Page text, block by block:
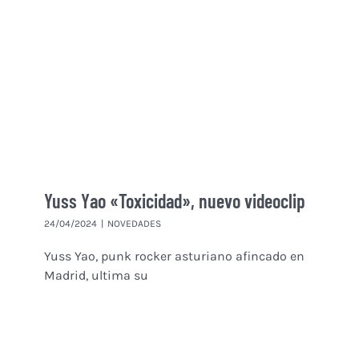
Yuss Yao «Toxicidad», nuevo videoclip
24/04/2024 | NOVEDADES
Yuss Yao, punk rocker asturiano afincado en
Madrid, ultima su